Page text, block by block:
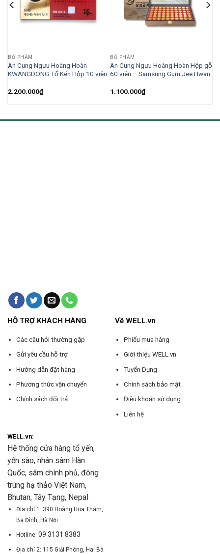
BỔ PHẨM
An Cung Ngưu Hoàng Hoàn
KWANGDONG Tổ Kén Hộp 10 viên
2.200.000₫
BỔ PHẨM
An Cung Ngưu Hoàng Hoàn Hộp gỗ
60 viên – Samsung Gum Jee Hwan
1.100.000₫
HỖ TRỢ KHÁCH HÀNG
Các câu hỏi thường gặp
Gửi yêu cầu hỗ trợ
Hướng dẫn đặt hàng
Phương thức vận chuyển
Chính sách đổi trả
Về WELL.vn
Phiếu mua hàng
Giới thiệu WELL.vn
Tuyển Dụng
Chính sách bảo mật
Điều khoản sử dụng
Liên hệ
WELL.vn:
Hệ thống cửa hàng tổ yến,
yến sào, nhân sâm Hàn
Quốc, sâm chính phủ, đông
trùng hạ thảo Việt Nam,
Bhutan, Tây Tạng, Nepal
Địa chỉ 1: 390 Hoàng Hoa Thám,
Ba Đình, Hà Nội
Hotline: 09 3131 8383
Địa chỉ 2: 115 Giải Phóng, Hai Bà